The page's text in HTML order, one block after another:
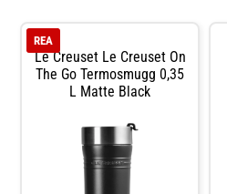
Le Creuset Le Creuset On
The Go Termosmugg 0,35
L Matte Black
REA